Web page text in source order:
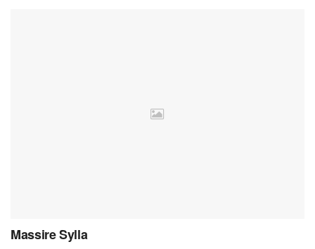
Massire Sylla